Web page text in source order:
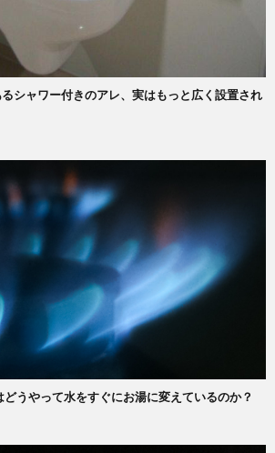
シャワー付きのアレ、実はもっと広く設置され
うやって水をすぐにお湯に変えているのか？